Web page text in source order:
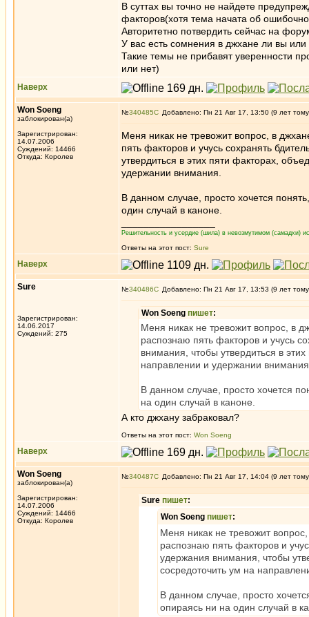
В суттах вы точно не найдете
факторов(хотя тема начата об
Авторитетно потвердить сейчас на
У вас есть сомнения в джхане ли вы или
Такие темы не прибавят уверенности
или нет)
Наверх
Won Soeng
заблокирован(а)
Зарегистрирован:
14.07.2006
Суждений: 14466
Откуда: Королев
№340485 Добавлено: Пн 21 Авг 17, 13:50 (9 лет
Меня никак не тревожит вопрос, в
пять факторов и учусь сохранять
утвердиться в этих пяти факторах,
удержании внимания.
В данном случае, просто хочется
один случай в каноне.
Решительность и усердие (шила) в невозмутимом (самадхи)
Ответы на этот пост: Sure
Наверх
Sure
Зарегистрирован:
14.06.2017
Суждений: 275
№340486 Добавлено: Пн 21 Авг 17, 13:53 (9 лет
Won Soeng пишет:
Меня никак не тревожит вопрос, в
распознаю пять факторов и учусь
внимания, чтобы утвердиться в
направлении и удержании
В данном случае, просто хочется
на один случай в каноне.
А кто джхану забраковал?
Ответы на этот пост: Won Soeng
Наверх
Won Soeng
заблокирован(а)
Зарегистрирован:
14.07.2006
Суждений: 14466
Откуда: Королев
№340487 Добавлено: Пн 21 Авг 17, 14:04 (9 лет
Sure пишет:
Won Soeng пишет:
Меня никак не тревожит
распознаю пять факторов и
удержания внимания, чтобы
сосредоточить ум на
В данном случае, просто
опираясь ни на один случай в